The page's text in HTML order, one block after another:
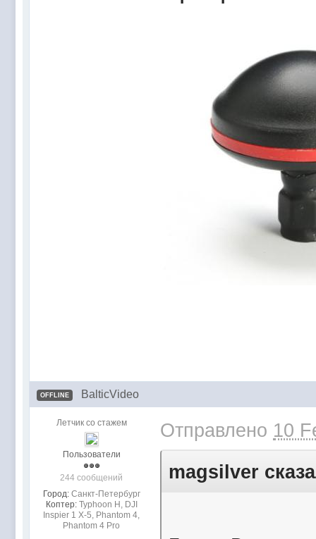
OFFLINE BalticVideo
Летчик со стажем
Пользователи
244 сообщений
Город: Санкт-Петербург
Коптер: Typhoon H, DJI
Inspier 1 Х-5, Phantom 4,
Phantom 4 Pro
Отправлено 10
magsilver